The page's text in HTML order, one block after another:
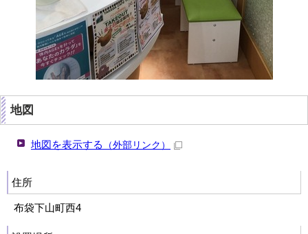
地図
地図を表示する （外部リンク）
住所
布袋下山町西4